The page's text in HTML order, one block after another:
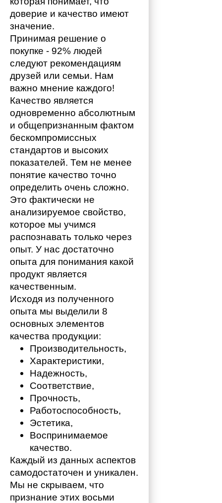
доверие и качество имеют
значение.
Принимая решение о
покупке - 92% людей
следуют рекомендациям
друзей или семьи. Нам
важно мнение каждого!
Качество является
одновременно абсолютным
и общепризнанным фактом
бескомпромиссных
стандартов и высоких
показателей. Тем не менее
понятие качество точно
определить очень сложно.
Это фактически не
анализируемое свойство,
которое мы учимся
распознавать только через
опыт. У нас достаточно
опыта для понимания какой
продукт является
качественным.
Исходя из полученного
опыта мы выделили 8
основных элементов
качества продукции:
Производительность,
Характеристики,
Надежность,
Соответствие,
Прочность,
Работоспособность,
Эстетика,
Воспринимаемое
качество.
Каждый из данных аспектов
самодостаточен и уникален.
Мы не скрываем, что
признание этих восьми